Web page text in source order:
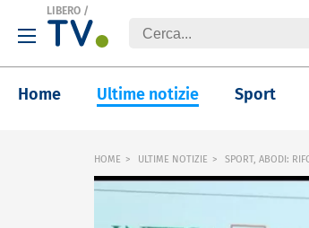
LIBERO /
Home Ultime notizie Sport
HOME ULTIME NOTIZIE SPORT, ABODI: